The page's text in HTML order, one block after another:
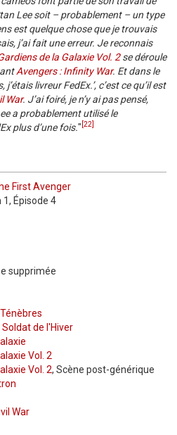
Lee soit – probablement – un type
est quelque chose que je trouvais
j’ai fait une erreur. Je reconnais
de la Galaxie Vol. 2se déroule
Avengers : Infinity War. Et dans le
livreur FedEx.’, c’est ce qu’il est
War. J’ai foiré, je n’y ai pas pensé,
a probablement utilisé le
plus d’une fois." [22]
First Avenger
Épisode 4
supprimée
de l'Hiver
Vol. 2
Vol. 2, Scène post-générique
War